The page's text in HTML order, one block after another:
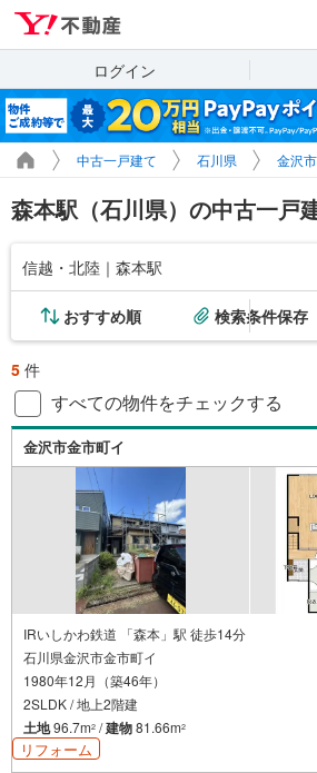
ログイン
中古一戸建て 石川県 金沢市
森本駅（石川県）の中古一戸
信越・北陸｜森本駅
おすすめ順 検索条件保存
5 件
すべての物件をチェックする
金沢市金市町イ
IRいしかわ鉄道 「森本」駅 徒歩14分
石川県金沢市金市町イ
1980年12月（築46年）
2SLDK / 地上2階建
土地96.7m2 /建物81.66m2
リフォーム